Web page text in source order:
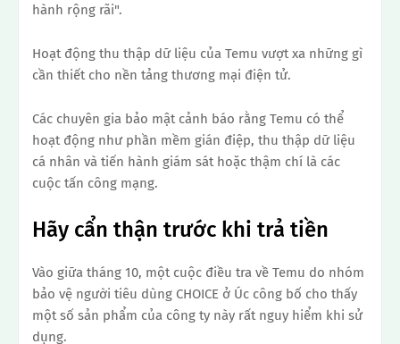
hành rộng rãi".
Hoạt động thu thập dữ liệu của Temu vượt xa những gì
cần thiết cho nền tảng thương mại điện tử.
Các chuyên gia bảo mật cảnh báo rằng Temu có thể
hoạt động như phần mềm gián điệp, thu thập dữ liệu
cá nhân và tiến hành giám sát hoặc thậm chí là các
cuộc tấn công mạng.
Hãy cẩn thận trước khi trả tiền
Vào giữa tháng 10, một cuộc điều tra về Temu do nhóm
bảo vệ người tiêu dùng CHOICE ở Úc công bố cho thấy
một số sản phẩm của công ty này rất nguy hiểm khi sử
dụng.